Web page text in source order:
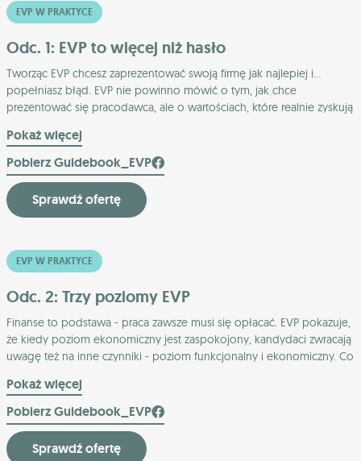
EVP W PRAKTYCE
Odc. 1: EVP to więcej niż hasło
Tworząc EVP chcesz zaprezentować swoją firmę jak najlepiej i...
popełniasz błąd. EVP nie powinno mówić o tym, jak chce
prezentować się pracodawca, ale o wartościach, które realnie zyskują
ich doświadczeń, a nie od brainstormu i gładkich haseł. Jak
zbudować dobre EVP?
Pokaż więcej
Pobierz Guidebook_EVP
Sprawdź ofertę
EVP W PRAKTYCE
Odc. 2: Trzy poziomy EVP
Finanse to podstawa - praca zawsze musi się opłacać. EVP pokazuje,
że kiedy poziom ekonomiczny jest zaspokojony, kandydaci zwracają
uwagę też na inne czynniki - poziom funkcjonalny i ekonomiczny. Co
odpowiednie?
Pokaż więcej
Pobierz Guidebook_EVP
Sprawdź ofertę